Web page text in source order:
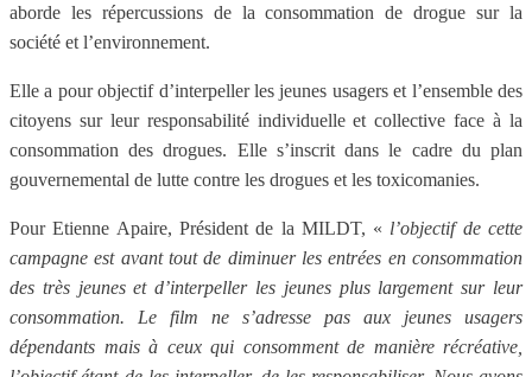
aborde les répercussions de la consommation de drogue sur la
société et l’environnement.
Elle a pour objectif d’interpeller les jeunes usagers et l’ensemble des
citoyens sur leur responsabilité individuelle et collective face à la
consommation des drogues. Elle s’inscrit dans le cadre du plan
gouvernemental de lutte contre les drogues et les toxicomanies.
Pour Etienne Apaire, Président de la MILDT, « l’objectif de cette
campagne est avant tout de diminuer les entrées en consommation
des très jeunes et d’interpeller les jeunes plus largement sur leur
consommation. Le film ne s’adresse pas aux jeunes usagers
dépendants mais à ceux qui consomment de manière récréative,